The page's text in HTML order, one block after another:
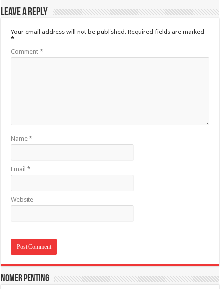
Leave a Reply
Your email address will not be published. Required fields are marked
*
Comment*
Name*
Email*
Website
Nomer Penting